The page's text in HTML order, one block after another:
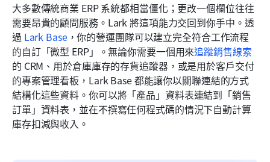
大多數傳統商業 ERP 系統都相當僵化；更改一個欄位往往
需要昂貴的顧問服務。Lark 將這項能力交回到你手中。透
過 Lark Base，你的營運團隊可以建立完全符合工作流程
的自訂「微型 ERP」。無論你需要一個用來追蹤銷售線索
的 CRM、用於倉庫庫存的存貨追蹤器，或是用於客戶交付
的專案管理看板，Lark Base 都能讓你以關聯連結的方式
結構化這些資料。你可以將「產品」資料表連結到「銷售
訂單」資料表，並在不撰寫任何程式碼的情況下自動計算
庫存扣減與收入。